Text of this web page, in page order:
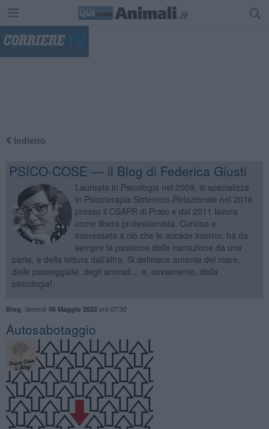
Indietro
PSICO-COSE — il Blog di Federica Giusti
Laureata in Psicologia nel 2009, si specializza
in Psicoterapia Sistemico-Relazionale nel 2016
presso il CSAPR di Prato e dal 2011 lavora
come libera professionista. Curiosa e
interessata a ciò che le accade intorno, ha da
sempre la passione della narrazione da una
parte, e della lettura dall’altra. Si definisce amante del mare,
delle passeggiate, degli animali… e, ovviamente, della
psicologia!
Blog Venerdì 06 Maggio 2022ore 07:30
Autosabotaggio